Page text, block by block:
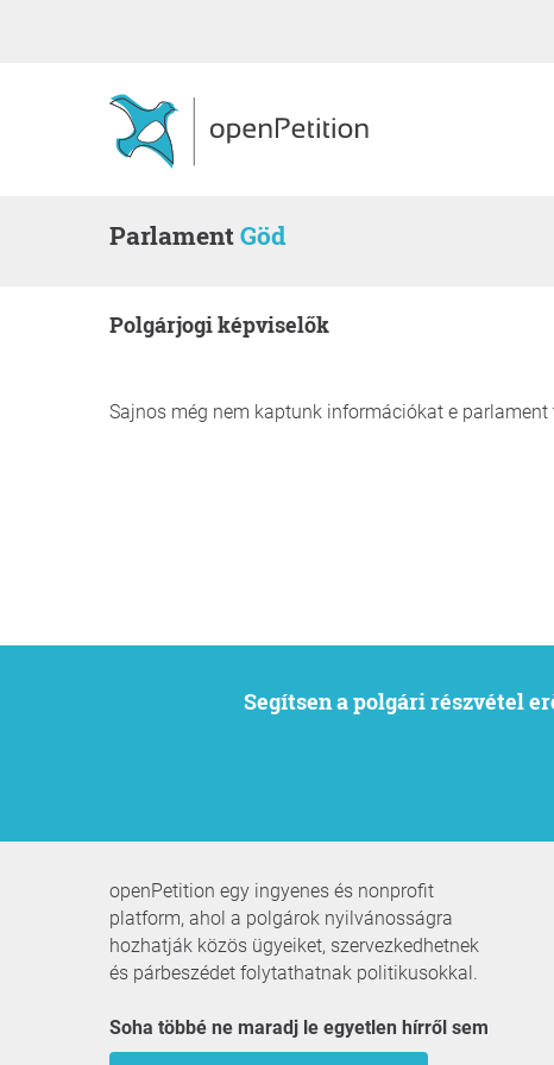
ParlamentGöd
polgárjogi képviselők
Sajnos még nem kaptunk információkat e
Segítsen a polgári részvétel
openPetition egy ingyenes és nonprofit
platform, ahol a polgárok nyilvánosságra
hozhatják közös ügyeiket, szervezkedhetnek
és párbeszédet folytathatnak politikusokkal.
Soha többé ne maradj le egyetlen hírről sem